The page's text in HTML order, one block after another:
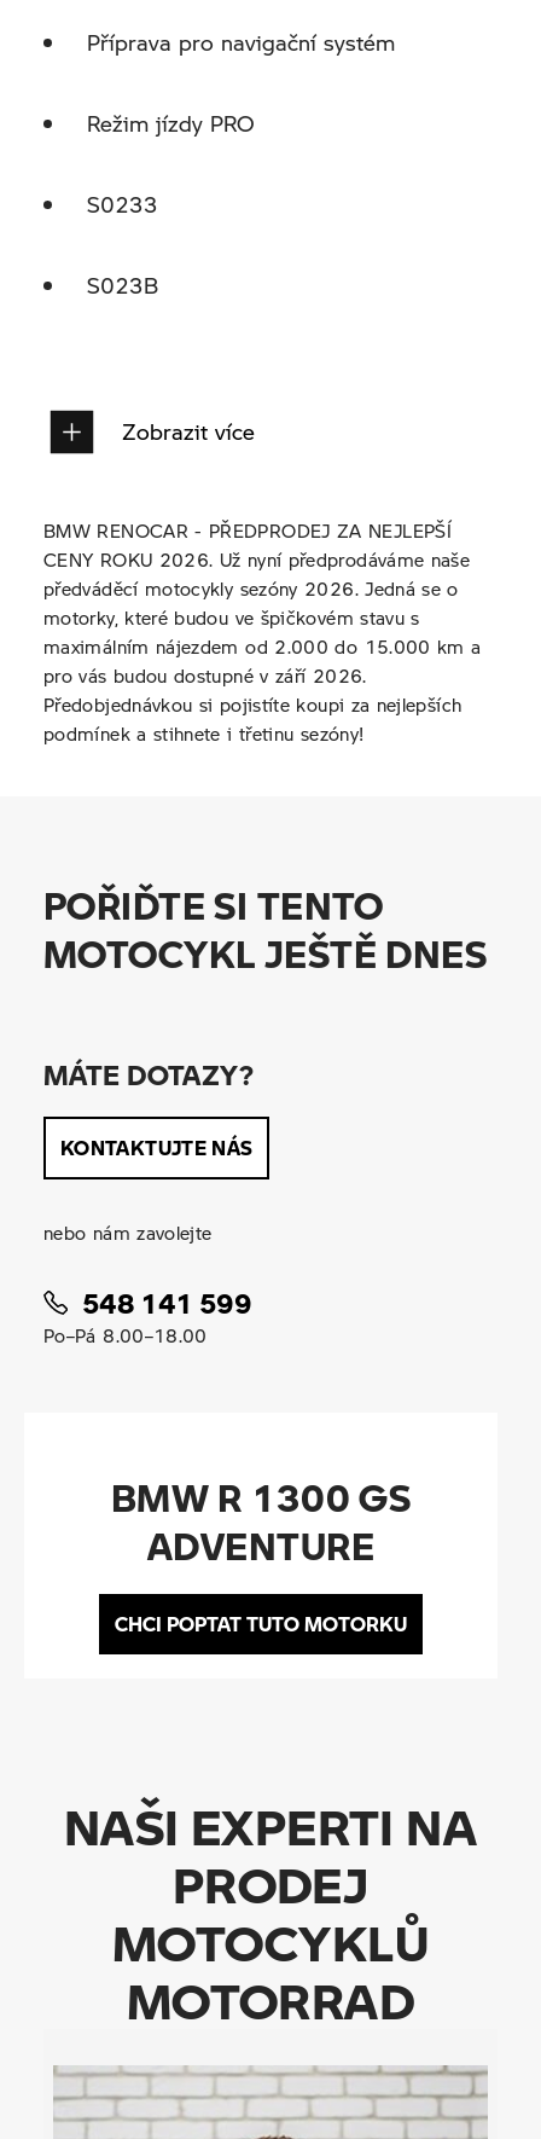
Příprava pro navigační systém
Režim jízdy PRO
S0233
S023B
Zobrazit více
BMW RENOCAR - PŘEDPRODEJ ZA NEJLEPŠÍ
CENY ROKU 2026. Už nyní předprodáváme naše
předváděcí motocykly sezóny 2026. Jedná se o
motorky, které budou ve špičkovém stavu s
maximálním nájezdem od 2.000 do 15.000 km a
pro vás budou dostupné v září 2026.
Předobjednávkou si pojistíte koupi za nejlepších
podmínek a stihnete i třetinu sezóny!
POŘIĎTE SI TENTO
MOTOCYKL JEŠTĚ DNES
MÁTE DOTAZY?
KONTAKTUJTE NÁS
nebo nám zavolejte
548 141 599
Po–Pá 8.00–18.00
BMW R 1300 GS
ADVENTURE
CHCI POPTAT TUTO MOTORKU
NAŠI EXPERTI NA
PRODEJ
MOTOCYKLŮ
MOTORRAD